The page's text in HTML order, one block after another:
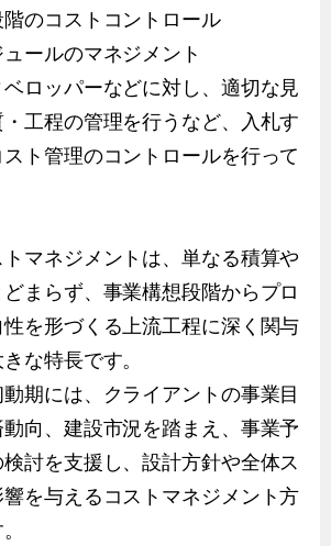
階のコストコントロール
ールのマネジメント
ロッパーなどに対し、適切な見
工程の管理を行うなど、入札す
ト管理のコントロールを行って
マネジメントは、単なる積算や
まらず、事業構想段階からプロ
を形づくる上流工程に深く関与
な特長です。
期には、クライアントの事業目
向、建設市況を踏まえ、事業予
討を支援し、設計方針や全体ス
を与えるコストマネジメント方